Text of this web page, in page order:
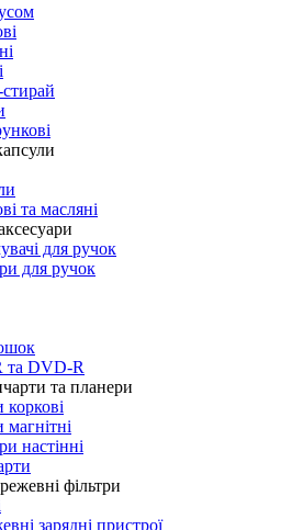
та масляні
для ручок
для ручок
та DVD-R
та планери
настінні
фільтри
зарядні пристрої